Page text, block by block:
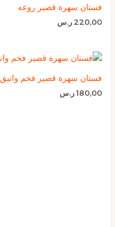
فستان سهرة قصير روعه
220,00 ر.س
فستان سهرة قصير فخم وانيق
180,00 ر.س